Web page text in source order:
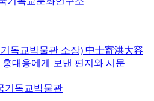
독교박물관 소장) 中士寄洪大容
대용에게 보낸 편지와 시문
기독교박물관